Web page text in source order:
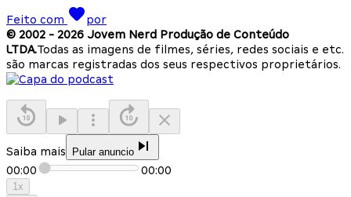
Feito com
por
© 2002 - 2026 Jovem Nerd Produção de Conteúdo
LTDA.Todas as imagens de filmes, séries, redes sociais e etc.
são marcas registradas dos seus respectivos proprietários.
Saiba mais Pular anuncio
00:00 00:00
1x